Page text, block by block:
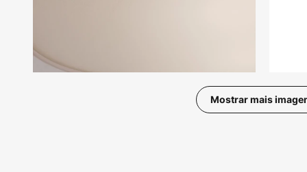
Mostrar mais